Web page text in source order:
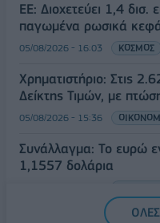
ΕΕ: Διοχετεύει 1,4
παγωμένα ρωσικά
05/08/2026 - 16:03 ΚΟΣΜΟΣ
Χρηματιστήριο: Στις
Δείκτης Τιμών, με
05/08/2026 - 15:36
Συνάλλαγμα: Το ευρώ
1,1557 δολάρια